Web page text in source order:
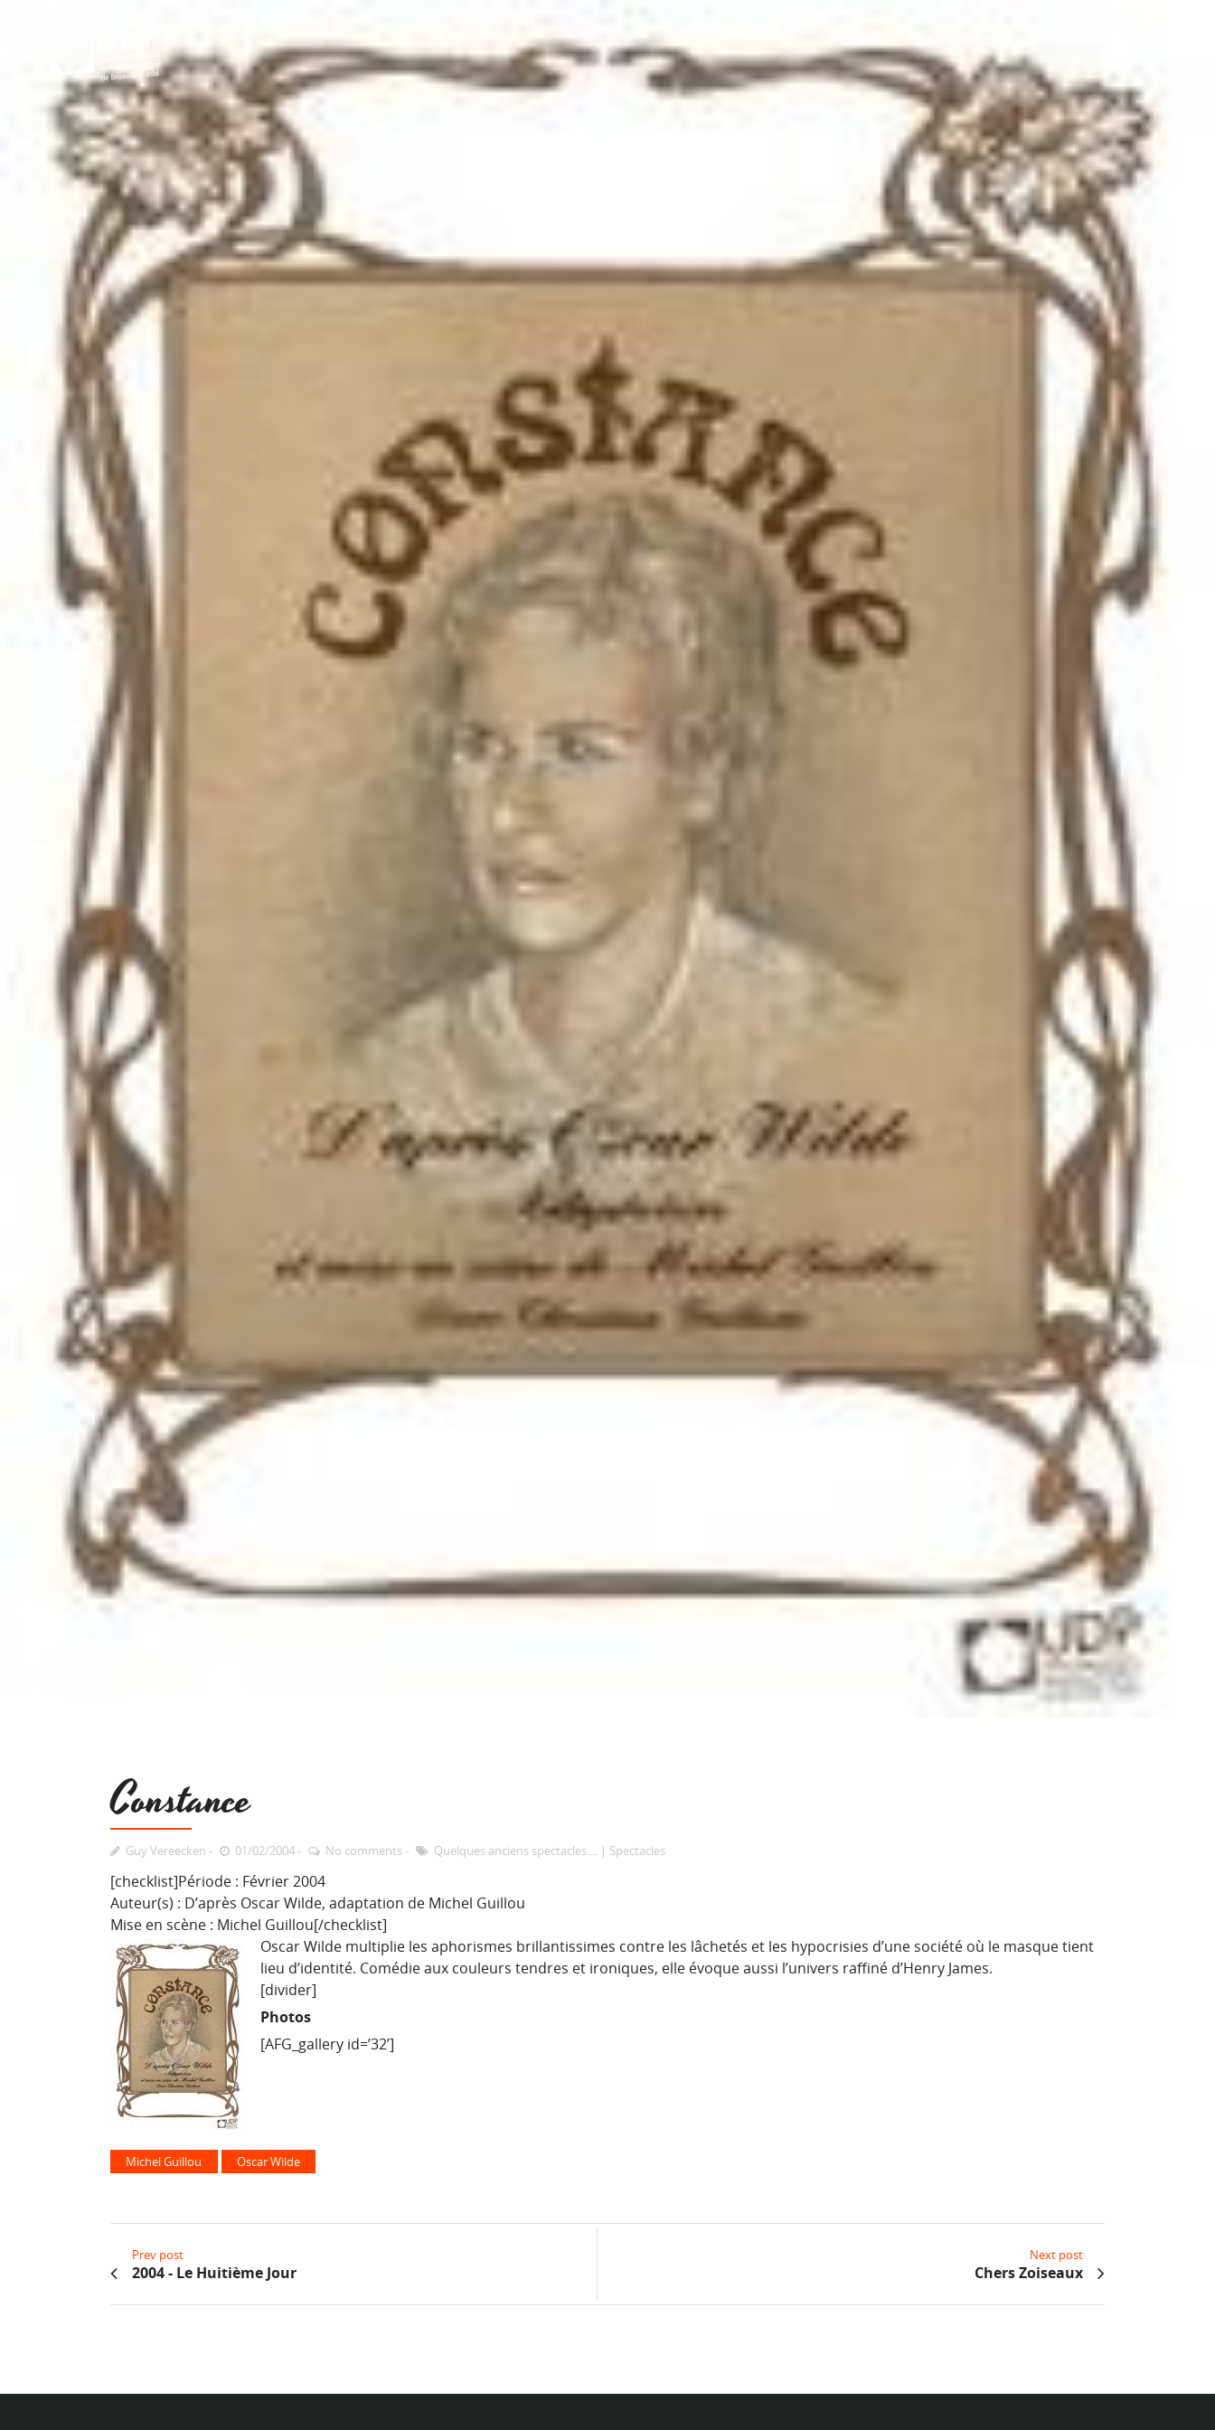
Constance
Guy Vereecken 01/02/2004 No comments Quelques anciens spectacles.... | Spectacles
[checklist]Période : Février 2004
Auteur(s) : D’après Oscar Wilde, adaptation de Michel Guillou
Mise en scène : Michel Guillou[/checklist]
Oscar Wilde multiplie les aphorismes brillantissimes contre les lâchetés et les hypocrisies d’une société où le masque tient
lieu d’identité. Comédie aux couleurs tendres et ironiques, elle évoque aussi l’univers raffiné d’Henry James.
[divider]
Photos
[AFG_gallery id=’32’]
Michel Guillou Oscar Wilde
Prev post
2004 - Le Huitième Jour
Next post
Chers Zoiseaux